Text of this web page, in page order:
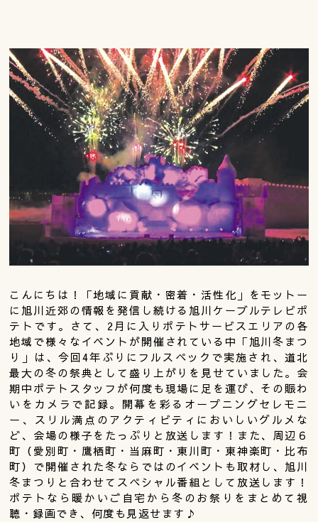
こんにちは！「地域に貢献・密着・活性化」をモットー
に旭川近郊の情報を発信し続ける旭川ケーブルテレビポ
テトです。さて、2月に入りポテトサービスエリアの各
地域で様々なイベントが開催されている中「旭川冬まつ
り」は、今回4年ぶりにフルスペックで実施され、道北
最大の冬の祭典として盛り上がりを見せていました。会
期中ポテトスタッフが何度も現場に足を運び、その賑わ
いをカメラで記録。開幕を彩るオープニングセレモニ
ー、スリル満点のアクティビティにおいしいグルメな
ど、会場の様子をたっぷりと放送します！また、周辺６
町（愛別町・鷹栖町・当麻町・東川町・東神楽町・比布
町）で開催された冬ならではのイベントも取材し、旭川
冬まつりと合わせてスペシャル番組として放送します！
ポテトなら暖かいご自宅から冬のお祭りをまとめて視
聴・録画でき、何度も見返せます♪